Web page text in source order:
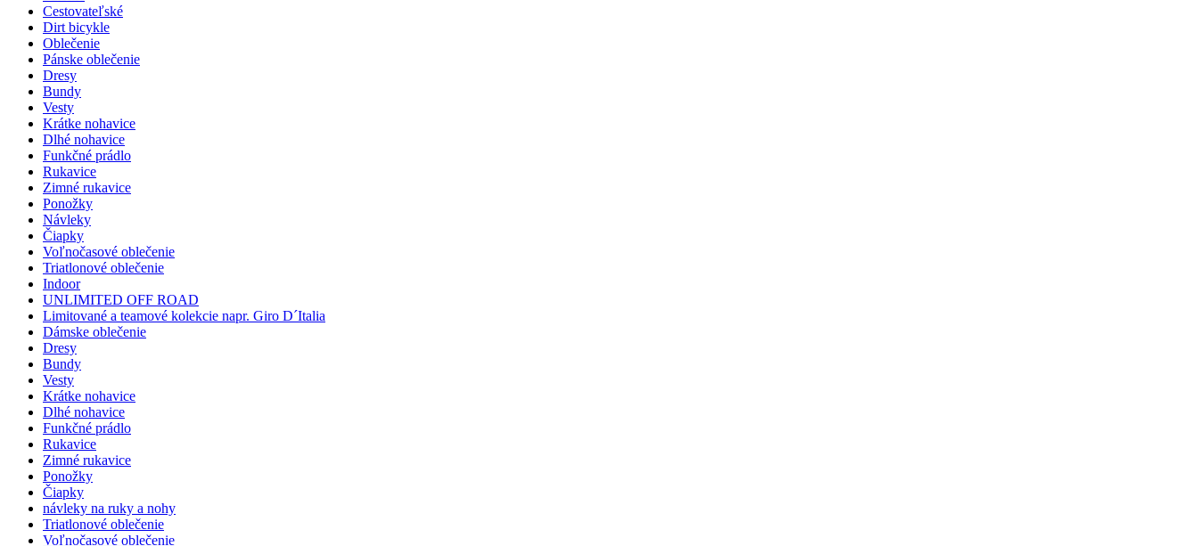
Cestovateľské
Dirt bicykle
Oblečenie
Pánske oblečenie
Dresy
Bundy
Vesty
Krátke nohavice
Dlhé nohavice
Funkčné prádlo
Rukavice
Zimné rukavice
Ponožky
Návleky
Čiapky
Voľnočasové oblečenie
Triatlonové oblečenie
Indoor
UNLIMITED OFF ROAD
Limitované a teamové kolekcie napr. Giro D´Italia
Dámske oblečenie
Dresy
Bundy
Vesty
Krátke nohavice
Dlhé nohavice
Funkčné prádlo
Rukavice
Zimné rukavice
Ponožky
Čiapky
návleky na ruky a nohy
Triatlonové oblečenie
Voľnočasové oblečenie